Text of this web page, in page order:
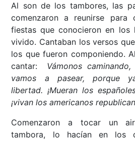
Al son de los tambores, las
comenzaron a reunirse para
fiestas que conocieron en los
vivido. Cantaban los versos
los que fueron componiendo.
cantar: Vámonos
vamos a pasear, porque
libertad. ¡Mueran los
¡vivan los americanos
Comenzaron a tocar un
tambora, lo hacían en los